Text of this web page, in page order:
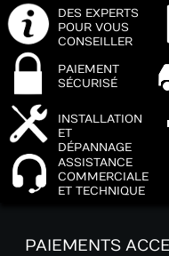
DES EXPERTS
POUR VOUS
CONSEILLER
PAIEMENT
SÉCURISÉ
INSTALLATION
ET
DÉPANNAGE
ASSISTANCE
COMMERCIALE
ET TECHNIQUE
PAIEMENTS